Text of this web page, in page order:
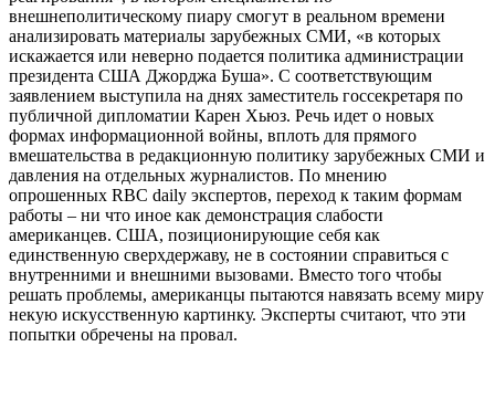
внешнеполитическому пиару смогут в реальном времени
анализировать материалы зарубежных СМИ, «в которых
искажается или неверно подается политика администрации
президента США Джорджа Буша». С соответствующим
заявлением выступила на днях заместитель госсекретаря по
публичной дипломатии Карен Хьюз. Речь идет о новых
формах информационной войны, вплоть для прямого
вмешательства в редакционную политику зарубежных СМИ и
давления на отдельных журналистов. По мнению
опрошенных RBC daily экспертов, переход к таким формам
работы – ни что иное как демонстрация слабости
американцев. США, позиционирующие себя как
единственную сверхдержаву, не в состоянии справиться с
внутренними и внешними вызовами. Вместо того чтобы
решать проблемы, американцы пытаются навязать всему миру
некую искусственную картинку. Эксперты считают, что эти
попытки обречены на провал.